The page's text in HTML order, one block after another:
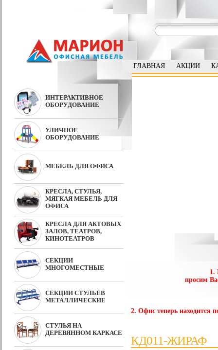
ГЛАВНАЯ АКЦИИ
ИНТЕРАКТИВНОЕ
ОБОРУДОВАНИЕ
УЛИЧНОЕ
ОБОРУДОВАНИЕ
МЕБЕЛЬ ДЛЯ ОФИСА
КРЕСЛА, СТУЛЬЯ,
МЯГКАЯ МЕБЕЛЬ ДЛЯ
ОФИСА
КРЕСЛА ДЛЯ АКТОВЫХ
ЗАЛОВ, ТЕАТРОВ,
КИНОТЕАТРОВ
СЕКЦИИ
МНОГОМЕСТНЫЕ
СЕКЦИИ СТУЛЬЕВ
МЕТАЛЛИЧЕСКИЕ
СТУЛЬЯ НА
ДЕРЕВЯННОМ КАРКАСЕ
1.
просим
2. Офис теперь находится
КД011-ЖИРАФ